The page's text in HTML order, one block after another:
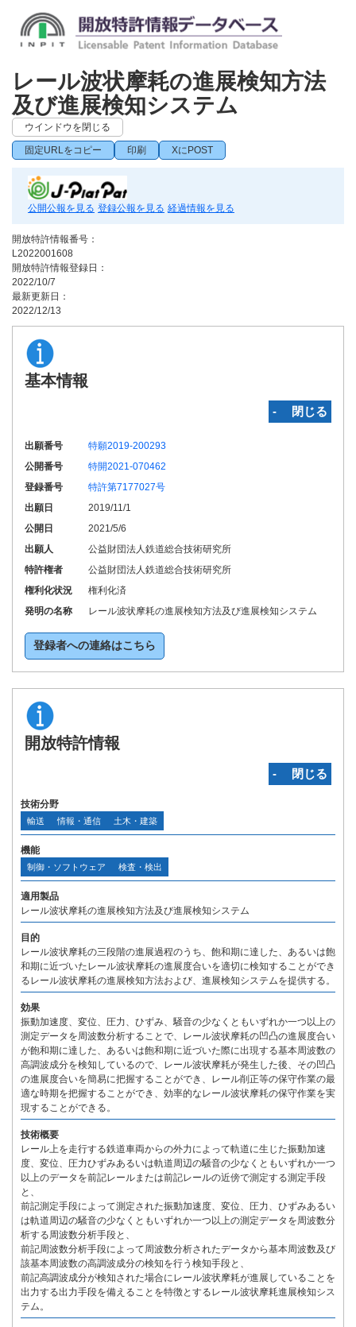
レール波状摩耗の進展検知方法
及び進展検知システム
ウインドウを閉じる
固定URLをコピー 印刷 XにPOST
公開公報を見る 登録公報を見る 経過情報を見る
開放特許情報番号：
L2022001608
開放特許情報登録日：
2022/10/7
最新更新日：
2022/12/13
基本情報
‐ 閉じる
出願番号
特願2019-200293
公開番号
特開2021-070462
登録番号
特許第7177027号
出願日
2019/11/1
公開日
2021/5/6
出願人
公益財団法人鉄道総合技術研究所
特許権者
公益財団法人鉄道総合技術研究所
権利化状況
権利化済
発明の名称
レール波状摩耗の進展検知方法及び進展検知システム
登録者への連絡はこちら
開放特許情報
‐ 閉じる
技術分野
輸送 情報・通信 土木・建築
機能
制御・ソフトウェア 検査・検出
適用製品
レール波状摩耗の進展検知方法及び進展検知システム
目的
レール波状摩耗の三段階の進展過程のうち、飽和期に達した、あるいは飽
和期に近づいたレール波状摩耗の進展度合いを適切に検知することができ
るレール波状摩耗の進展検知方法および、進展検知システムを提供する。
効果
振動加速度、変位、圧力、ひずみ、騒音の少なくともいずれか一つ以上の
測定データを周波数分析することで、レール波状摩耗の凹凸の進展度合い
が飽和期に達した、あるいは飽和期に近づいた際に出現する基本周波数の
高調波成分を検知しているので、レール波状摩耗が発生した後、その凹凸
の進展度合いを簡易に把握することができ、レール削正等の保守作業の最
適な時期を把握することができ、効率的なレール波状摩耗の保守作業を実
現することができる。
技術概要
レール上を走行する鉄道車両からの外力によって軌道に生じた振動加速
度、変位、圧力ひずみあるいは軌道周辺の騒音の少なくともいずれか一つ
以上のデータを前記レールまたは前記レールの近傍で測定する測定手段
と、
前記測定手段によって測定された振動加速度、変位、圧力、ひずみあるい
は軌道周辺の騒音の少なくともいずれか一つ以上の測定データを周波数分
析する周波数分析手段と、
前記周波数分析手段によって周波数分析されたデータから基本周波数及び
該基本周波数の高調波成分の検知を行う検知手段と、
前記高調波成分が検知された場合にレール波状摩耗が進展していることを
出力する出力手段を備えることを特徴とするレール波状摩耗進展検知シス
テム。